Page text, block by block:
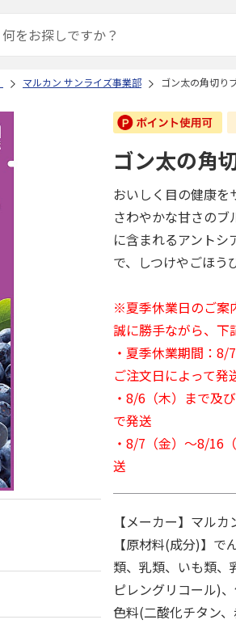
マルカン サンライズ事業部 ゴン太の角切り
ゴン太の角
おいしく目の健康を
さわやかな甘さのブ
に含まれるアント
で、しつけやごほう
※夏季休業日のご案
誠に勝手ながら、下
・夏季休業期間：8/
ご注文日によって発
・8/6（木）まで及
で発送
・8/7（金）～8/16
送
【メーカー】マル
【原材料(成分)】
類、乳類、いも類
ピレングリコール)
色料(二酸化チタン